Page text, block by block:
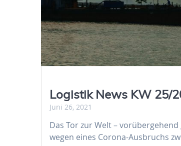
Logistik News KW 25/
Juni 26, 2021
Das Tor zur Welt –
wegen eines Corona-Ausbruchs